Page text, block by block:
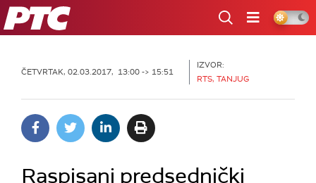
RTS
ČETVRTAK, 02.03.2017, 13:00 -> 15:51
IZVOR:
RTS, TANJUG
Raspisani predsednički